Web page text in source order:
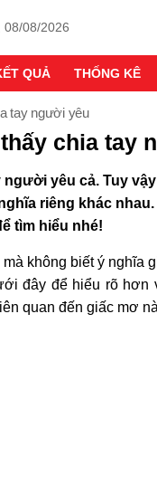
08/08/2026
QUẢ THỐNG KÊ
tay người yêu
chia tay
yêu cả. Tuy
riêng khác
tìm hiểu nhé!
không biết ý nghĩa
đây để hiểu rõ hơn
quan đến giấc mơ